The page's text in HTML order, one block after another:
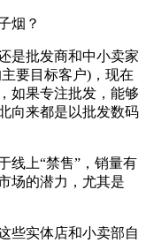
烟？
是批发商和中小卖家
要目标客户)，现在
如果专注批发，能够
向来都是以批发数码
线上“禁售”，销量有
场的潜力，尤其是
些实体店和小卖部自